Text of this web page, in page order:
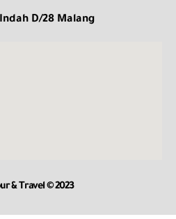
D/28 Malang
& Travel © 2023